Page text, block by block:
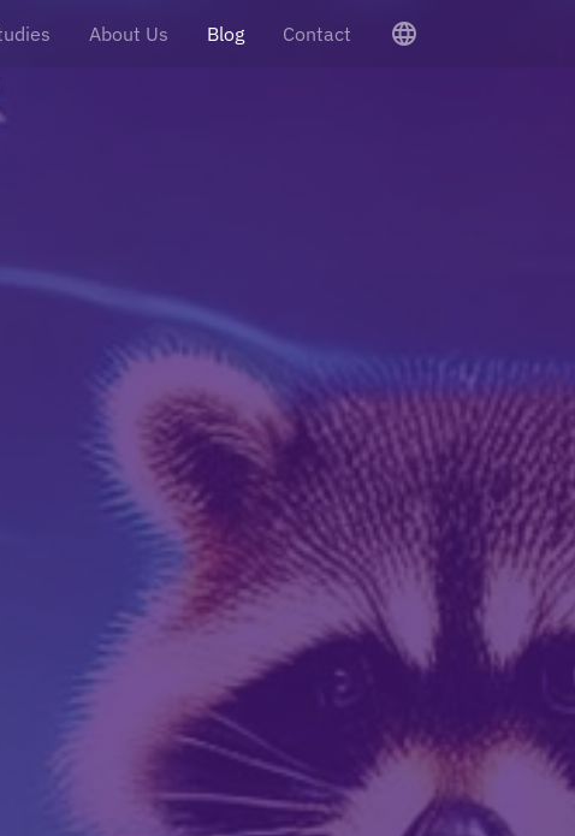
About Us Blog Contact language